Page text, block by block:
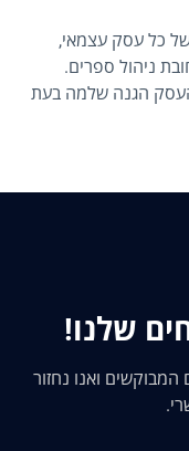
כל עסק עצמאי,
ניהול ספרים.
העסק הגנה שלמה בעת
שלנו!
ואנו נחזור